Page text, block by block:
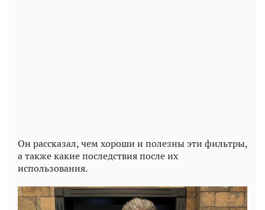
Он рассказал, чем хороши и полезны эти фильтры,
а также какие последствия после их
использования.